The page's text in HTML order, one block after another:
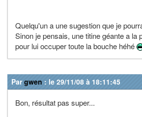
Quelqu'un a une sugestion que je
Sinon je pensais, une titine géante a la
pour lui occuper toute la bouche héhé
Pargwen : le 29/11/08 à 18:11:45
Bon, résultat pas super...